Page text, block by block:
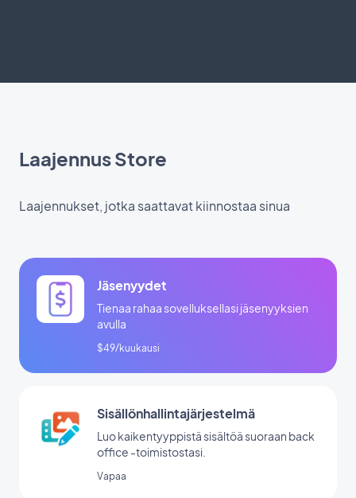
Laajennus Store
Laajennukset, jotka saattavat kiinnostaa sinua
Jäsenyydet
Tienaa rahaa sovelluksellasi jäsenyyksien
avulla
$49/kuukausi
Sisällönhallintajärjestelmä
Luo kaikentyyppistä sisältöä suoraan back
office -toimistostasi.
Vapaa